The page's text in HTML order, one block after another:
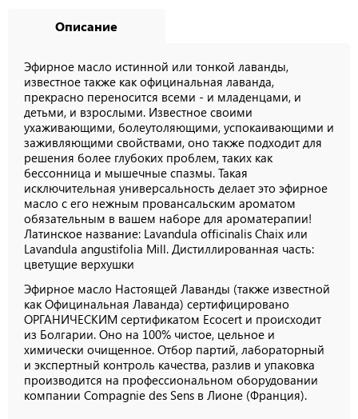
Описание
Эфирное масло истинной или тонкой лаванды,
известное также как официнальная лаванда,
прекрасно переносится всеми - и младенцами, и
детьми, и взрослыми. Известное своими
ухаживающими, болеутоляющими, успокаивающими и
заживляющими свойствами, оно также подходит для
решения более глубоких проблем, таких как
бессонница и мышечные спазмы. Такая
исключительная универсальность делает это эфирное
масло с его нежным провансальским ароматом
обязательным в вашем наборе для ароматерапии!
Латинское название: Lavandula officinalis Chaix или
Lavandula angustifolia Mill. Дистиллированная часть:
цветущие верхушки
Эфирное масло Настоящей Лаванды (также известной
как Официнальная Лаванда) сертифицировано
ОРГАНИЧЕСКИМ сертификатом Ecocert и происходит
из Болгарии. Оно на 100% чистое, цельное и
химически очищенное. Отбор партий, лабораторный
и экспертный контроль качества, разлив и упаковка
производится на профессиональном оборудовании
компании Compagnie des Sens в Лионе (Франция).